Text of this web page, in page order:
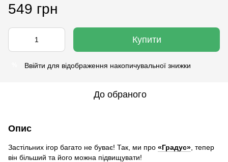
549 грн
Купити
Ввійти для відображення накопичувальної знижки
До обраного
Опис
Застільних ігор багато не буває! Так, ми про «Градус» , тепер
він більший та його можна підвищувати!